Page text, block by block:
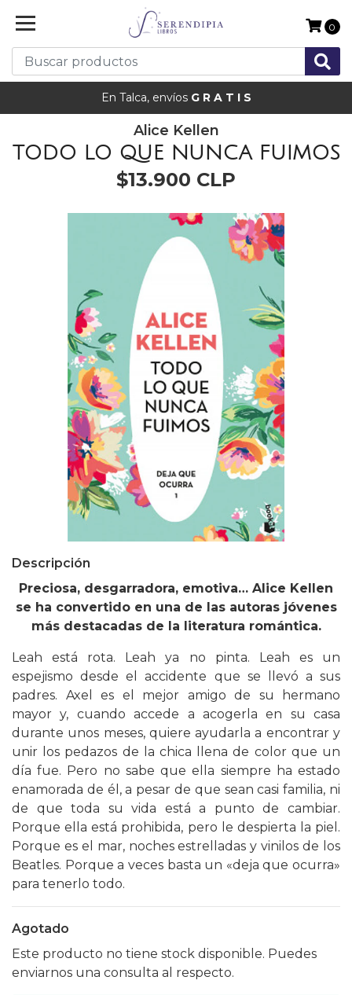
En Talca, envíos G R A T I S
0
Alice Kellen
TODO LO QUE NUNCA FUIMOS
$13.900 CLP
Descripción
Preciosa, desgarradora, emotiva… Alice Kellen
se ha convertido en una de las autoras jóvenes
más destacadas de la literatura romántica.
Leah está rota. Leah ya no pinta. Leah es un
espejismo desde el accidente que se llevó a sus
padres. Axel es el mejor amigo de su hermano
mayor y, cuando accede a acogerla en su casa
durante unos meses, quiere ayudarla a encontrar y
unir los pedazos de la chica llena de color que un
día fue. Pero no sabe que ella siempre ha estado
enamorada de él, a pesar de que sean casi familia, ni
de que toda su vida está a punto de cambiar.
Porque ella está prohibida, pero le despierta la piel.
Porque es el mar, noches estrelladas y vinilos de los
Beatles. Porque a veces basta un «deja que ocurra»
para tenerlo todo.
Agotado
Este producto no tiene stock disponible. Puedes
enviarnos una consulta al respecto.